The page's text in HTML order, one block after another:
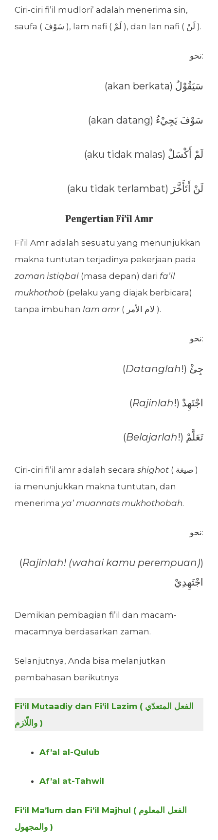
Ciri-ciri fi’il mudlori’ adalah menerima sin,
saufa ( سَوْفَ ), lam nafi ( لَمْ ), dan lan nafi ( لَنْ ).
نحو:
(akan berkata) سَيَقُوْلُ
(akan datang) سَوْفَ يَجِيْءُ
(aku tidak malas) لَمْ أَكْسَلْ
(aku tidak terlambat) لَنْ أَتَأَخَّرَ
Pengertian Fi’il Amr
Fi’il Amr adalah sesuatu yang menunjukkan
makna tuntutan terjadinya pekerjaan pada
zaman istiqbal (masa depan) dari fa’il
mukhothob (pelaku yang diajak berbicara)
tanpa imbuhan lam amr ( لام الأمر ).
نحو:
(Datanglah !) جِئْ
(Rajinlah !) اجْتَهِدْ
(Belajarlah !) تَعَلَّمْ
Ciri-ciri fi’il amr adalah secara shighot ( صيغة )
ia menunjukkan makna tuntutan, dan
menerima ya’ muannats mukhothobah.
نحو:
(Rajinlah! (wahai kamu perempuan))
اجْتَهِدِيْ
Demikian pembagian fi’il dan macam-
macamnya berdasarkan zaman.
Selanjutnya, Anda bisa melanjutkan
pembahasan berikutnya
Fi’il Mutaadiy dan Fi’il Lazim ( الفعل المتعدّي
واللّازم )
Af’al al-Qulub
Af’al at-Tahwil
Fi’il Ma’lum dan Fi’il Majhul ( الفعل المعلوم
والمجهول )